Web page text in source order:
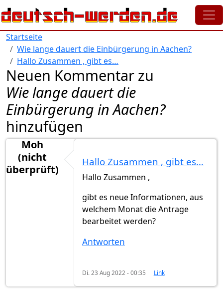
Direkt zum Inhalt
Startseite
Wie lange dauert die Einbürgerung in Aachen?
Hallo Zusammen , gibt es…
Neuen Kommentar zu
Wie lange dauert die
Einbürgerung in Aachen?
hinzufügen
Moh
(nicht
überprüft)
Hallo Zusammen , gibt es…
Hallo Zusammen ,
gibt es neue Informationen, aus
welchem Monat die Antrage
bearbeitet werden?
Antworten
Di. 23 Aug 2022 - 00:35 Link